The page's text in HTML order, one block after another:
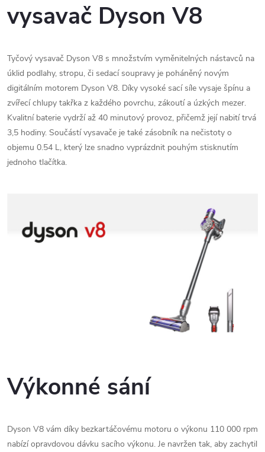
vysavač Dyson V8
Tyčový vysavač Dyson V8 s množstvím vyměnitelných nástavců na
úklid podlahy, stropu, či sedací soupravy je poháněný novým
digitálním motorem Dyson V8. Díky vysoké sací síle vysaje špínu a
zvířecí chlupy takřka z každého povrchu, zákoutí a úzkých mezer.
Kvalitní baterie vydrží až 40 minutový provoz, přičemž její nabití trvá
3,5 hodiny. Součástí vysavače je také zásobník na nečistoty o
objemu 0.54 L, který lze snadno vyprázdnit pouhým stisknutím
jednoho tlačítka.
Výkonné sání
Dyson V8 vám díky bezkartáčovému motoru o výkonu 110 000 rpm
nabízí opravdovou dávku sacího výkonu. Je navržen tak, aby zachytil